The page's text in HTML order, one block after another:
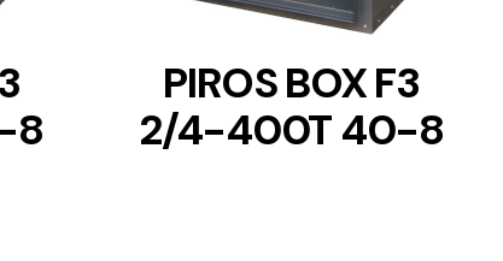
8
PIROS BOX F3
2/4-400T 40-8